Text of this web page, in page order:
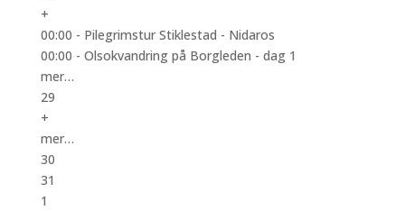
+
00:00 - Pilegrimstur Stiklestad - Nidaros
00:00 - Olsokvandring på Borgleden - dag 1
mer…
29
+
mer…
30
31
1